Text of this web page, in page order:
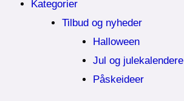
Kategorier
Tilbud og nyheder
Halloween
Jul og julekalendere
Påskeideer